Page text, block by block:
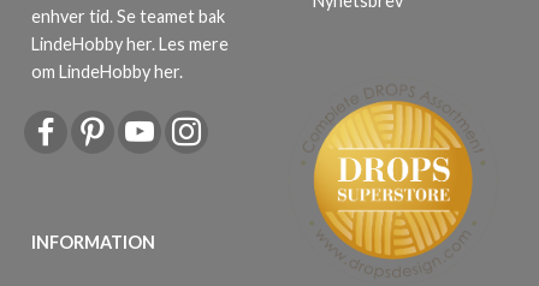
enhver tid. Se teamet bak
LindeHobby her.Les mere
om LindeHobby her.
INFORMATION